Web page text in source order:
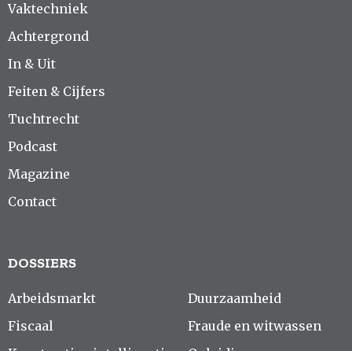
Vaktechniek
Achtergrond
In & Uit
Feiten & Cijfers
Tuchtrecht
Podcast
Magazine
Contact
DOSSIERS
Arbeidsmarkt
Fiscaal
Duurzaamheid
Fraude en witwassen